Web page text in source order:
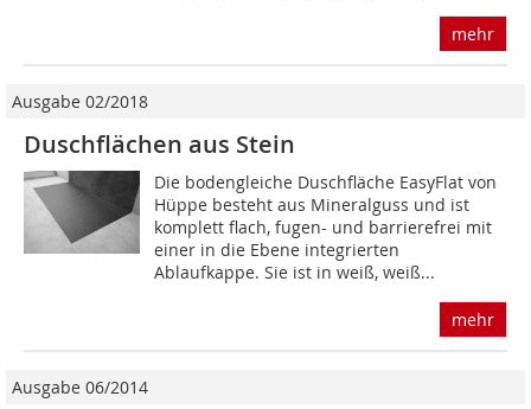
mehr
Ausgabe 02/2018
Duschflächen aus Stein
Die bodengleiche Duschfläche EasyFlat von
Hüppe besteht aus Mineralguss und ist
komplett flach, fugen- und barrierefrei mit
einer in die Ebene integrierten
Ablaufkappe. Sie ist in weiß, weiß...
mehr
Ausgabe 06/2014